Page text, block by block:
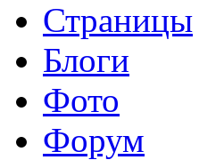
Страницы
Блоги
Фото
Форум